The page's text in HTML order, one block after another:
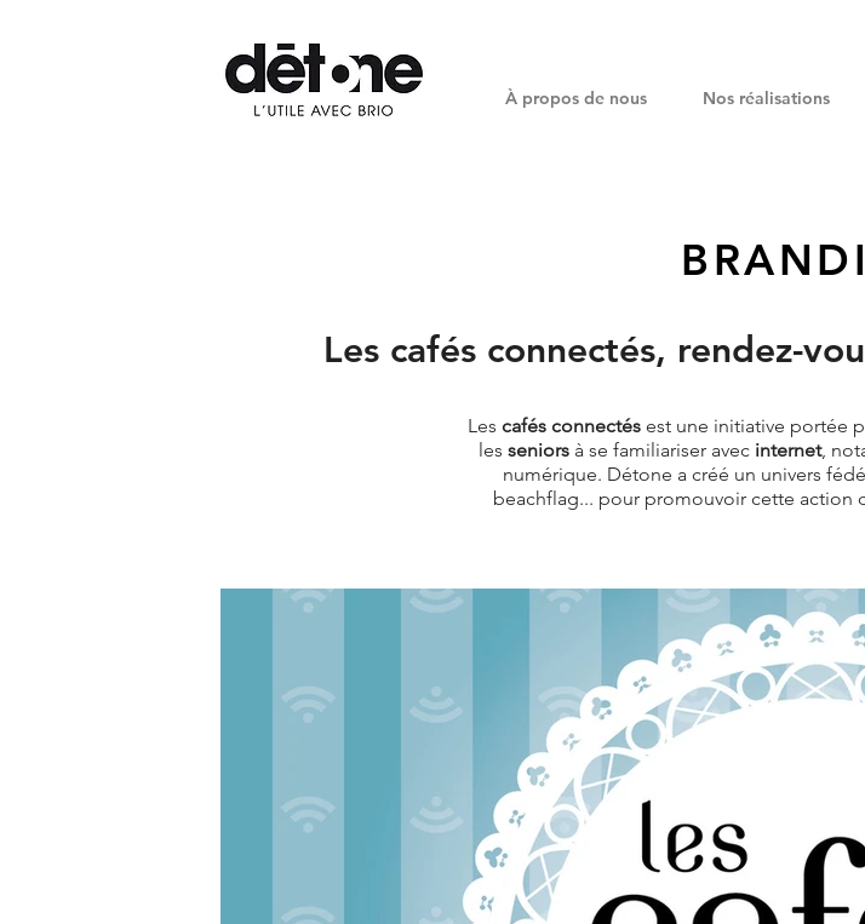
À propos de nous Nos réalisations
Les cafés connectés, rendez-
Les cafés connectésest une initiative portée
les seniorsà se familiariser avec internet,
numérique. Détone a créé un univers
beachflag... pour promouvoir cette action